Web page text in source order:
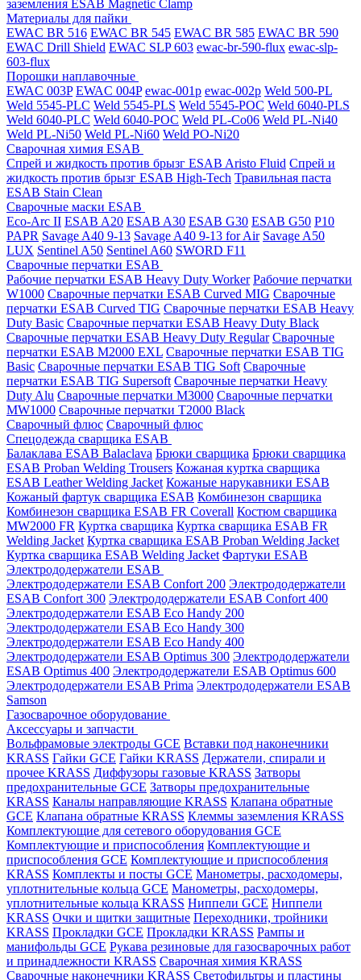
заземления ESAB Magnetic Clamp
Материалы для пайки
EWAC BR 516 EWAC BR 545 EWAC BR 585 EWAC BR 590
EWAC Drill Shield EWAC SLP 603 ewac-br-590-flux ewac-slp-
603-flux
Порошки наплавочные
EWAC 003P EWAC 004P ewac-001p ewac-002p Weld 500-PL
Weld 5545-PLC Weld 5545-PLS Weld 5545-POC Weld 6040-PLS
Weld 6040-PLС Weld 6040-POC Weld PL-Co06 Weld PL-Ni40
Weld PL-Ni50 Weld PL-Ni60 Weld PO-Ni20
Сварочная химия ESAB
Спрей и жидкость против брызг ESAB Aristo Fluid Спрей и
жидкость против брызг ESAB High-Tech Травильная паста
ESAB Stain Clean
Сварочные маски ESAB
Eco-Arc II ESAB A20 ESAB A30 ESAB G30 ESAB G50 P10
PAPR Savage A40 9-13 Savage A40 9-13 for Air Savage A50
LUX Sentinel A50 Sentinel A60 SWORD F11
Сварочные перчатки ESAB
Рабочие перчатки ESAB Heavy Duty Worker Рабочие перчатки
W1000 Сварочные перчатки ESAB Curved MIG Сварочные
перчатки ESAB Curved TIG Сварочные перчатки ESAB Heavy
Duty Basic Сварочные перчатки ESAB Heavy Duty Black
Сварочные перчатки ESAB Heavy Duty Regular Сварочные
перчатки ESAB M2000 EXL Сварочные перчатки ESAB TIG
Basic Сварочные перчатки ESAB TIG Soft Сварочные
перчатки ESAB TIG Supersoft Сварочные перчатки Heavy
Duty Alu Сварочные перчатки M3000 Сварочные перчатки
MW1000 Сварочные перчатки T2000 Black
Сварочный флюс Сварочный флюс
Спецодежда сварщика ESAB
Балаклава ESAB Balaclava Брюки сварщика Брюки сварщика
ESAB Proban Welding Trousers Кожаная куртка сварщика
ESAB Leather Welding Jacket Кожаные нарукавники ESAB
Кожаный фартук сварщика ESAB Комбинезон сварщика
Комбинезон сварщика ESAB FR Coverall Костюм сварщика
MW2000 FR Куртка сварщика Куртка сварщика ESAB FR
Welding Jacket Куртка сварщика ESAB Proban Welding Jacket
Куртка сварщика ESAB Welding Jacket Фартуки ESAB
Электрододержатели ESAB
Электрододержатели ESAB Confort 200 Электрододержатели
ESAB Confort 300 Электрододержатели ESAB Confort 400
Электрододержатели ESAB Eco Handy 200
Электрододержатели ESAB Eco Handy 300
Электрододержатели ESAB Eco Handy 400
Электрододержатели ESAB Optimus 300 Электрододержатели
ESAB Optimus 400 Электрододержатели ESAB Optimus 600
Электрододержатели ESAB Prima Электрододержатели ESAB
Samson
Газосварочное оборудование
Аксессуары и запчасти
Вольфрамовые электроды GCE Вставки под наконечники
KRASS Гайки GCE Гайки KRASS Держатели, спирали и
прочее KRASS Диффузоры газовые KRASS Затворы
предохранительные GCE Затворы предохранительные
KRASS Каналы направляющие KRASS Клапана обратные
GCE Клапана обратные KRASS Клеммы заземления KRASS
Комплектующие для сетевого оборудования GCE
Комплектующие и приспособления Комплектующие и
приспособления GCE Комплектующие и приспособления
KRASS Комплекты и посты GCE Манометры, расходомеры,
уплотнительные кольца GCE Манометры, расходомеры,
уплотнительные кольца KRASS Ниппели GCE Ниппели
KRASS Очки и щитки защитные Переходники, тройники
KRASS Прокладки GCE Прокладки KRASS Рампы и
манифольды GCE Рукава резиновые для газосварочных работ
и принадлежности KRASS Сварочная химия KRASS
Сварочные наконечники KRASS Светофильтры и пластины